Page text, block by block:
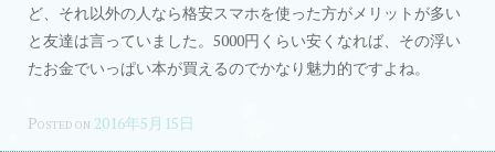
ど、それ以外の人なら格安スマホを使った方がメリットが多い
と友達は言っていました。5000円くらい安くなれば、その浮い
たお金でいっぱい本が買えるのでかなり魅力的ですよね。
Posted on 2016年5月15日